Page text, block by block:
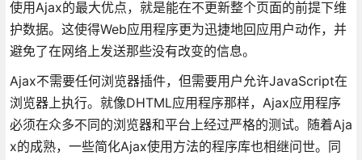
使用Ajax的最大优点，就是能在不更新整个页面的前提下维
护数据。这使得Web应用程序更为迅捷地回应用户动作，并
避免了在网络上发送那些没有改变的信息。
Ajax不需要任何浏览器插件，但需要用户允许JavaScript在
浏览器上执行。就像DHTML应用程序那样，Ajax应用程序
必须在众多不同的浏览器和平台上经过严格的测试。随着Aja
x的成熟，一些简化Ajax使用方法的程序库也相继问世。同